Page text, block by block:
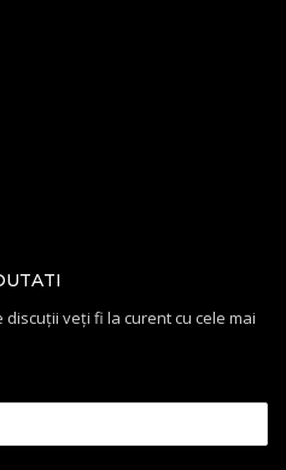
veți fi la curent cu cele mai